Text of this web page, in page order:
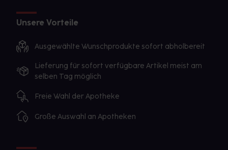
Unsere Vorteile
Ausgewählte Wunschprodukte sofort abholbereit
Lieferung für sofort verfügbare Artikel meist am
selben Tag möglich
Freie Wahl der Apotheke
Große Auswahl an Apotheken